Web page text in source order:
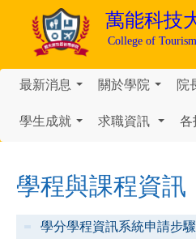
萬能科技
College of
最新消息 關於學院 院
學生成就 求職資訊 各
學程與課程資訊
學分學程資訊系統申請步驟